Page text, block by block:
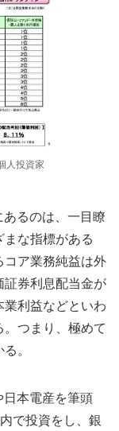
人投資家
るのは、一目瞭
な指標がある
コア業務純益は外
券利息配当金が
利益などといわ
つまり、極めて
。
本電産を筆頭
で投資をし、銀